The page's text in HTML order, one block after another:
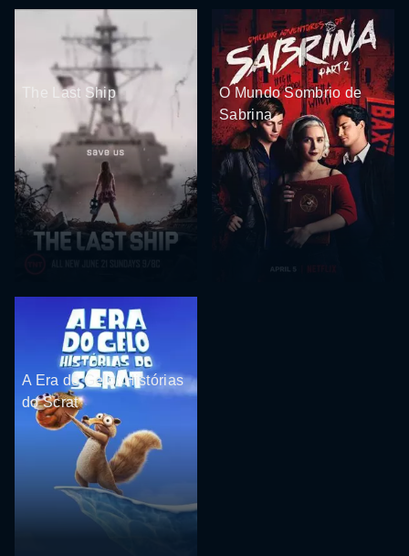
The Last Ship
O Mundo Sombrio de
Sabrina
A Era do Gelo: Histórias
do Scrat